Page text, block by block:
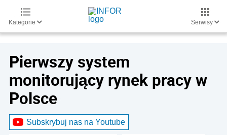
Kategorie Serwisy
Pierwszy system
monitorujący rynek pracy w
Polsce
Subskrybuj nas na Youtube